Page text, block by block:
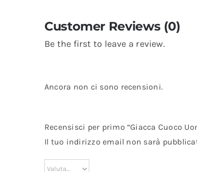
Customer Reviews (0)
Be the first to leave a review.
Ancora non ci sono recensioni.
Recensisci per primo “Giacca Cuoco
Il tuo indirizzo email non sarà